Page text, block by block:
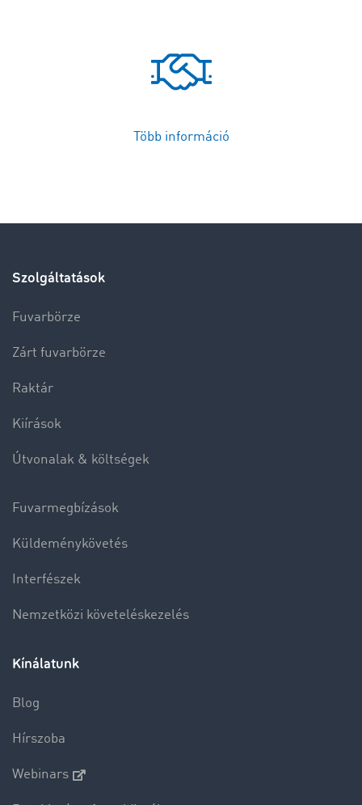
Több információ
Szolgáltatások
Fuvarbörze
Zárt fuvarbörze
Raktár
Kiírások
Útvonalak & költségek
Fuvarmegbízások
Küldeménykövetés
Interfészek
Nemzetközi követeléskezelés
Kínálatunk
Blog
Hírszoba
Webinars